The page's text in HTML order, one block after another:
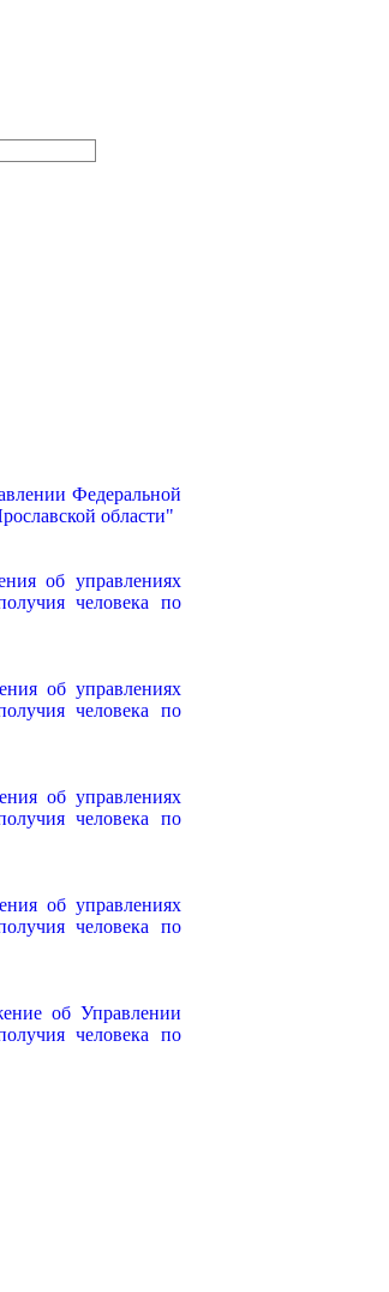
Федеральной
области"
об управлениях
человека по
об управлениях
человека по
об управлениях
человека по
об управлениях
человека по
об Управлении
человека по